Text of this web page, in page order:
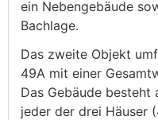
ein Nebengebäude
Bachlage.
Das zweite Objekt
49A mit einer
Das Gebäude besteht
jeder der drei Häuser